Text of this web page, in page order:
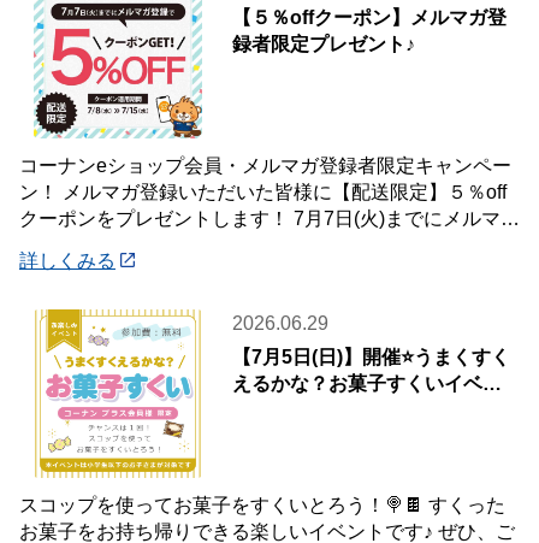
【５％offクーポン】メルマガ登
録者限定プレゼント♪
コーナンeショップ会員・メルマガ登録者限定キャンペー
ン！ メルマガ登録いただいた皆様に【配送限定】５％off
クーポンをプレゼントします！ 7月7日(火)までにメルマガ
詳しくみる
2026.06.29
【7月5日(日)】開催⭐️うまくすく
えるかな？お菓子すくいイベン
スコップを使ってお菓子をすくいとろう！🍭🍫 すくった
お菓子をお持ち帰りできる楽しいイベントです♪ ぜひ、ご